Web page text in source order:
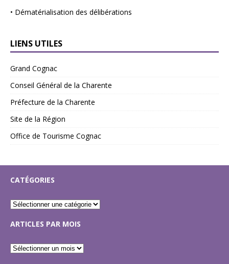
• Dématérialisation des délibérations
LIENS UTILES
Grand Cognac
Conseil Général de la Charente
Préfecture de la Charente
Site de la Région
Office de Tourisme Cognac
CATÉGORIES
ARTICLES PAR MOIS